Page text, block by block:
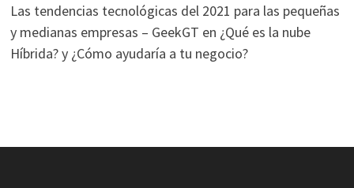
Las tendencias tecnológicas del 2021 para las pequeñas
y medianas empresas – GeekGT en ¿Qué es la nube
Híbrida? y ¿Cómo ayudaría a tu negocio?